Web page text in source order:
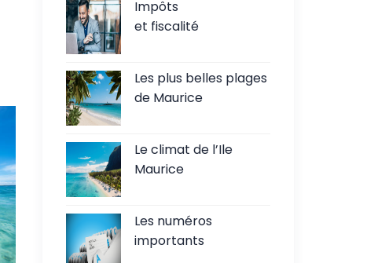
Impôts
et fiscalité
Les plus belles plages
de Maurice
Le climat de l’Ile
Maurice
Les numéros
importants